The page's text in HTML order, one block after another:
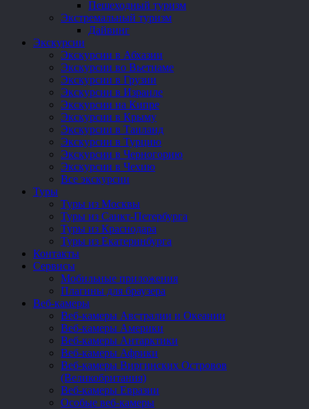
Пешеходный туризм
Экстремальный туризм
Дайвинг
Экскурсии
Экскурсии в Абхазии
Экскурсии во Вьетнаме
Экскурсии в Грузии
Экскурсии в Израиле
Экскурсии на Кипре
Экскурсии в Крыму
Экскурсии в Таиланд
Экскурсии в Турцию
Экскурсии в Черногорию
Экскурсии в Чехию
Все экскурсии
Туры
Туры из Москвы
Туры из Санкт-Петербурга
Туры из Краснодара
Туры из Екатеринбурга
Контакты
Сервисы
Мобильные приложения
Плагины для браузера
Веб-камеры
Веб-камеры Австралии и Океании
Веб-камеры Америки
Веб-камеры Антарктики
Веб-камеры Африки
Веб-камеры Виргинских Островов
(Великобритания)
Веб-камеры Евразии
Особые веб-камеры